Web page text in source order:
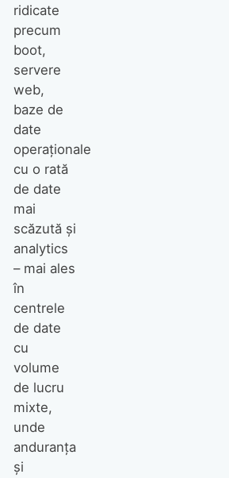
ridicate
precum
boot,
servere
web,
baze de
date
operaționale
cu o rată
de date
mai
scăzută și
analytics
– mai ales
în
centrele
de date
cu
volume
de lucru
mixte,
unde
anduranța
și